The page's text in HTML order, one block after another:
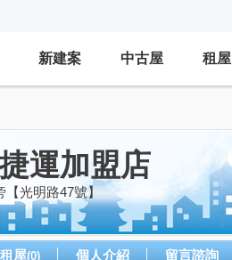
新建案 中古屋 租屋
運加盟店
光明路47號】
租屋(0) 個人介紹 留言諮詢